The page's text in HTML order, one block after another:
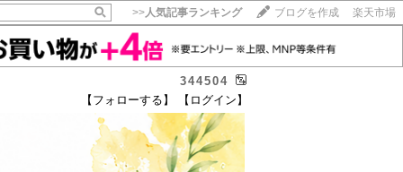
>>人気記事ランキング ブログを作成 楽天市場
344504
【フォローする】 【ログイン】